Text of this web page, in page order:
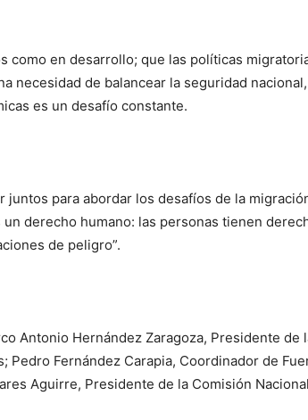
como en desarrollo; que las políticas
necesidad de balancear la seguridad
es un desafío constante.
juntos para abordar los desafíos de la
derecho humano: las personas tienen
de peligro”.
Antonio Hernández Zaragoza, Presidente de
Pedro Fernández Carapia, Coordinador de
Aguirre, Presidente de la Comisión